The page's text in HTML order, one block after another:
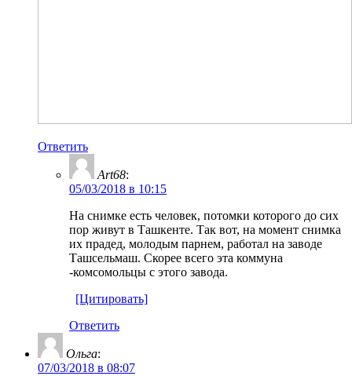
Ответить
Art68:
05/03/2018 в 10:15
На снимке есть человек, потомки которого до сих
пор живут в Ташкенте. Так вот, на момент снимка
их прадед, молодым парнем, работал на заводе
Ташсельмаш. Скорее всего эта коммуна
-комсомольцы с этого завода.
[Цитировать]
Ответить
Ольга:
07/03/2018 в 08:07